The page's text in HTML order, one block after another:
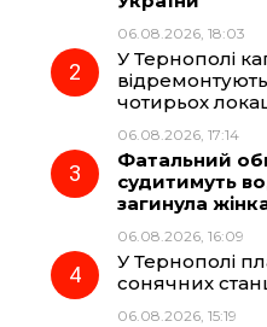
o
k
r
a
m
06.08.2026, 18:03
У Тернополі
чотирьох
06.08.2026, 17:14
Фатальний
судитимуть
загинула
06.08.2026, 16:09
У Тернополі
сонячних
06.08.2026, 15:19